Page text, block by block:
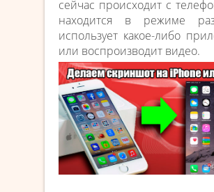
сейчас происходит с
находится в режиме
использует какое-либо
или воспроизводит видео.